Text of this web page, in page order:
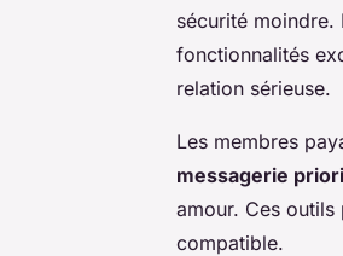
sécurité moindre.
fonctionnalités
relation sérieuse.
Les membres
messagerie
amour. Ces
compatible.